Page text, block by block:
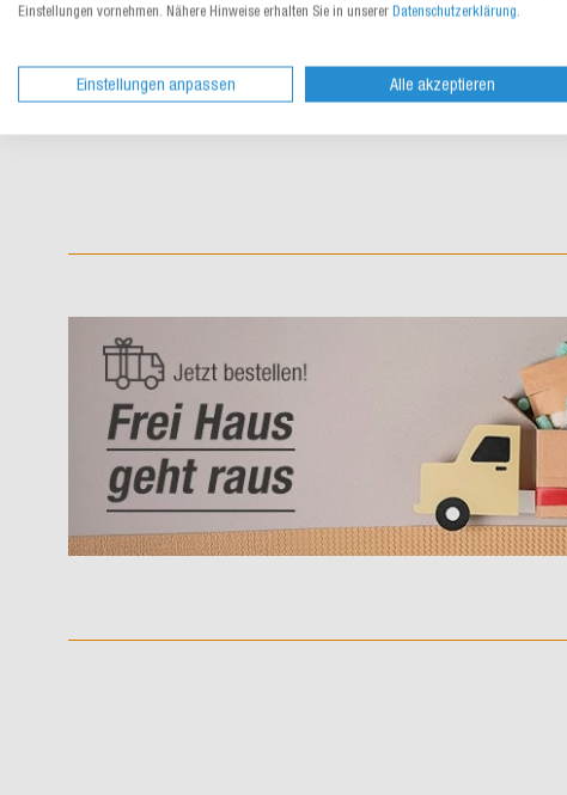
ab 1.180,00 € / St.
Einstellungen vornehmen. Nähere Hinweise erhalten Sie in unserer Datenschutzerklärung.
Einstellungen anpassen Alle akzeptieren